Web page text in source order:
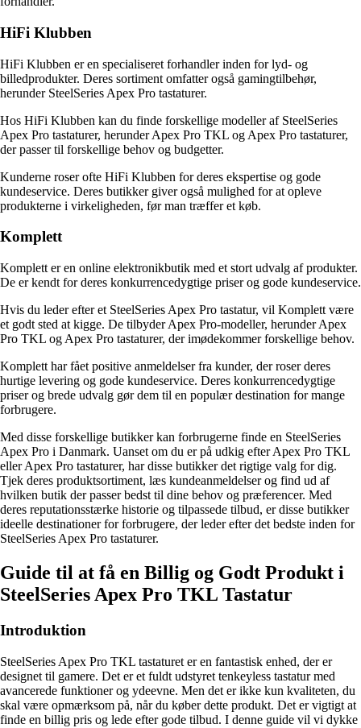
HiFi Klubben
HiFi Klubben er en specialiseret forhandler inden for lyd- og
billedprodukter. Deres sortiment omfatter også gamingtilbehør,
herunder SteelSeries Apex Pro tastaturer.
Hos HiFi Klubben kan du finde forskellige modeller af SteelSeries
Apex Pro tastaturer, herunder Apex Pro TKL og Apex Pro tastaturer,
der passer til forskellige behov og budgetter.
Kunderne roser ofte HiFi Klubben for deres ekspertise og gode
kundeservice. Deres butikker giver også mulighed for at opleve
produkterne i virkeligheden, før man træffer et køb.
Komplett
Komplett er en online elektronikbutik med et stort udvalg af produkter.
De er kendt for deres konkurrencedygtige priser og gode kundeservice.
Hvis du leder efter et SteelSeries Apex Pro tastatur, vil Komplett være
et godt sted at kigge. De tilbyder Apex Pro-modeller, herunder Apex
Pro TKL og Apex Pro tastaturer, der imødekommer forskellige behov.
Komplett har fået positive anmeldelser fra kunder, der roser deres
hurtige levering og gode kundeservice. Deres konkurrencedygtige
priser og brede udvalg gør dem til en populær destination for mange
forbrugere.
Med disse forskellige butikker kan forbrugerne finde en SteelSeries
Apex Pro i Danmark. Uanset om du er på udkig efter Apex Pro TKL
eller Apex Pro tastaturer, har disse butikker det rigtige valg for dig.
Tjek deres produktsortiment, læs kundeanmeldelser og find ud af
hvilken butik der passer bedst til dine behov og præferencer. Med
deres reputationsstærke historie og tilpassede tilbud, er disse butikker
ideelle destinationer for forbrugere, der leder efter det bedste inden for
SteelSeries Apex Pro tastaturer.
Guide til at få en Billig og Godt Produkt i
SteelSeries Apex Pro TKL Tastatur
Introduktion
SteelSeries Apex Pro TKL tastaturet er en fantastisk enhed, der er
designet til gamere. Det er et fuldt udstyret tenkeyless tastatur med
avancerede funktioner og ydeevne. Men det er ikke kun kvaliteten, du
skal være opmærksom på, når du køber dette produkt. Det er vigtigt at
finde en billig pris og lede efter gode tilbud. I denne guide vil vi dykke